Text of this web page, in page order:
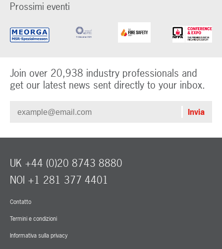
Prossimi eventi
Join over 20,938 industry professionals and
get our latest news sent directly to your inbox.
Contatto
Termini e condizioni
Informativa sulla privacy
UK +44 (0)20 8743 8880
NOI +1 281 377 4401